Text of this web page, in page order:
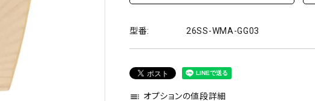
型番: 26SS-WMA-GG03
toc オプションの値段詳細